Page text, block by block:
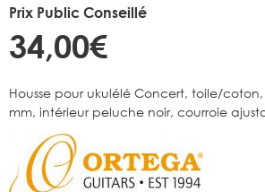
Prix Public Conseillé
34,00€
Housse pour ukulélé Concert, toile/
mm, intérieur peluche noir, courroie